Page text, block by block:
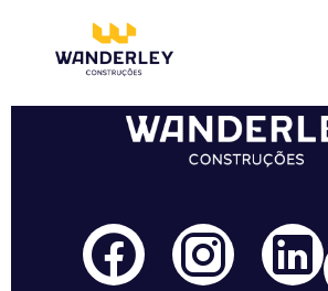
Compre online